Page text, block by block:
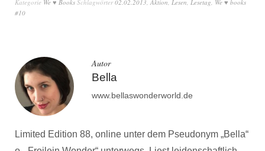
Kategorie We ♥ Books Schlagwörter02.02.2013 Aktion Lesen Lesetag We ♥ books
#10
Autor
Bella
www.bellaswonderworld.de
Limited Edition 88, online unter dem Pseudonym „Bella“